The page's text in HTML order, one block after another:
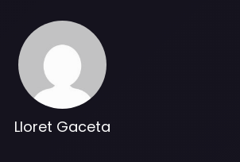
Lloret Gaceta